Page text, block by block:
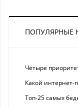
ПОПУЛЯРНЫЕ
Четыре
Какой интернет-
Топ-25 самых